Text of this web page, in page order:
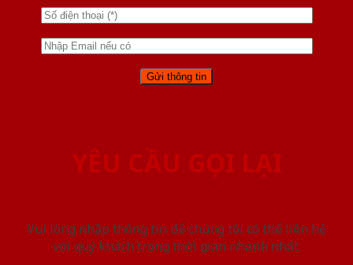
YÊU CẦU GỌI LẠI
Vui lòng nhập thông tin để chúng tôi có thể liên hệ
với quý khách trong thời gian nhanh nhất.